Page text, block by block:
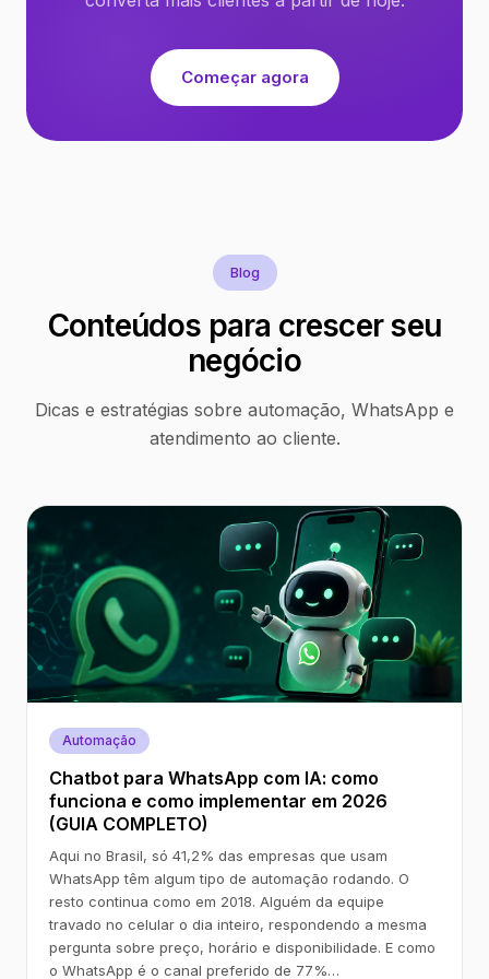
Começar agora
Blog
Conteúdos para crescer seu
negócio
Dicas e estratégias sobre automação, WhatsApp e
atendimento ao cliente.
Automação
Chatbot para WhatsApp com IA: como
funciona e como implementar em 2026
(GUIA COMPLETO)
Aqui no Brasil, só 41,2% das empresas que usam
WhatsApp têm algum tipo de automação rodando. O
resto continua como em 2018. Alguém da equipe
travado no celular o dia inteiro, respondendo a mesma
pergunta sobre preço, horário e disponibilidade. E como
o WhatsApp é o canal preferido de 77%…